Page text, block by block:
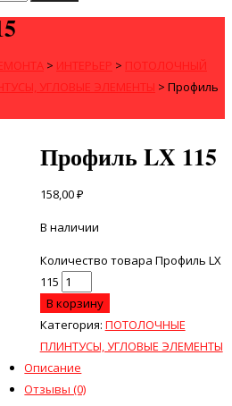
> ИНТЕРЬЕР > ПОТОЛОЧНЫЙ
УГЛОВЫЕ ЭЛЕМЕНТЫ > Профиль
Профиль LX 115
158,00₽
В наличии
Количество товара Профиль LX
115
В корзину
Категория: ПОТОЛОЧНЫЕ
ПЛИНТУСЫ, УГЛОВЫЕ ЭЛЕМЕНТЫ
Описание
Отзывы (0)